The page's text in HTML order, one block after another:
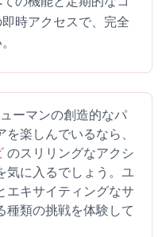
時アクセスで、完全
ーマンの創造的なパ
楽しんでいるなら、
のスリリングなアクシ
気に入るでしょう。ユ
エキサイティングなサ
種類の挑戦を体験して